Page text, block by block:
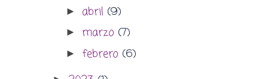
► abril (9)
► marzo (7)
► febrero (6)